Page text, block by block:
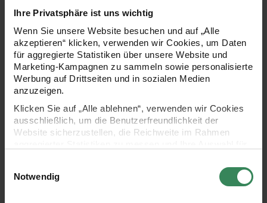
Ihre Privatsphäre ist uns wichtig
Wenn Sie unsere Website besuchen und auf „Alle
akzeptieren“ klicken, verwenden wir Cookies, um Daten
für aggregierte Statistiken über unsere Website und
Marketing-Kampagnen zu sammeln sowie personalisierte
Werbung auf Drittseiten und in sozialen Medien
anzuzeigen.
Klicken Sie auf „Alle ablehnen“, verwenden wir Cookies
ausschließlich, um die Benutzerfreundlichkeit der
Website sicherzustellen, die Reichweite im Rahmen
Ihre Einwilligung ist freiwillig und kann jederzeit über den
Link „Cookie-Einstellungen“ im Fußbereich der Seite
Notwendig
das Nachrücken der Mine durch einfaches Schütteln
ermöglicht. Das ausgewogen konstruierte Gehäuse und die
weiche Mine unterstützen ein gleichmäßiges, angenehmes
Schreibgefühl bei alltäglichen Notizen, technischen
Zeichnungen und kreativen Arbeiten. Der Stift ist nachfüllbar
und in sechs leuchtenden Neonfarben erhältlich.
- Strichstärke 0,7 mm
- ideal zum Schreiben, Zeichnen oder für Notizen